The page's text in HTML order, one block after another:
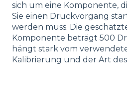
sich um eine Komponente,
Sie einen Druckvorgang
werden muss. Die
Komponente beträgt 500
hängt stark vom
Kalibrierung und der Art